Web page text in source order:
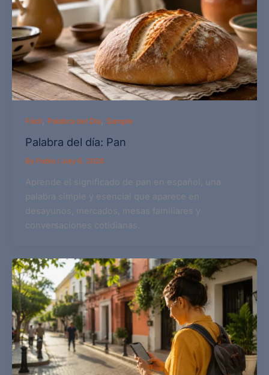
Fácil, Palabra del Día, Sample
Palabra del día: Pan
By Pablo / July 6, 2026
Aprende el significado de pan en español, una
palabra simple y esencial que aparece en
desayunos, mercados, mesas familiares y
conversaciones cotidianas.